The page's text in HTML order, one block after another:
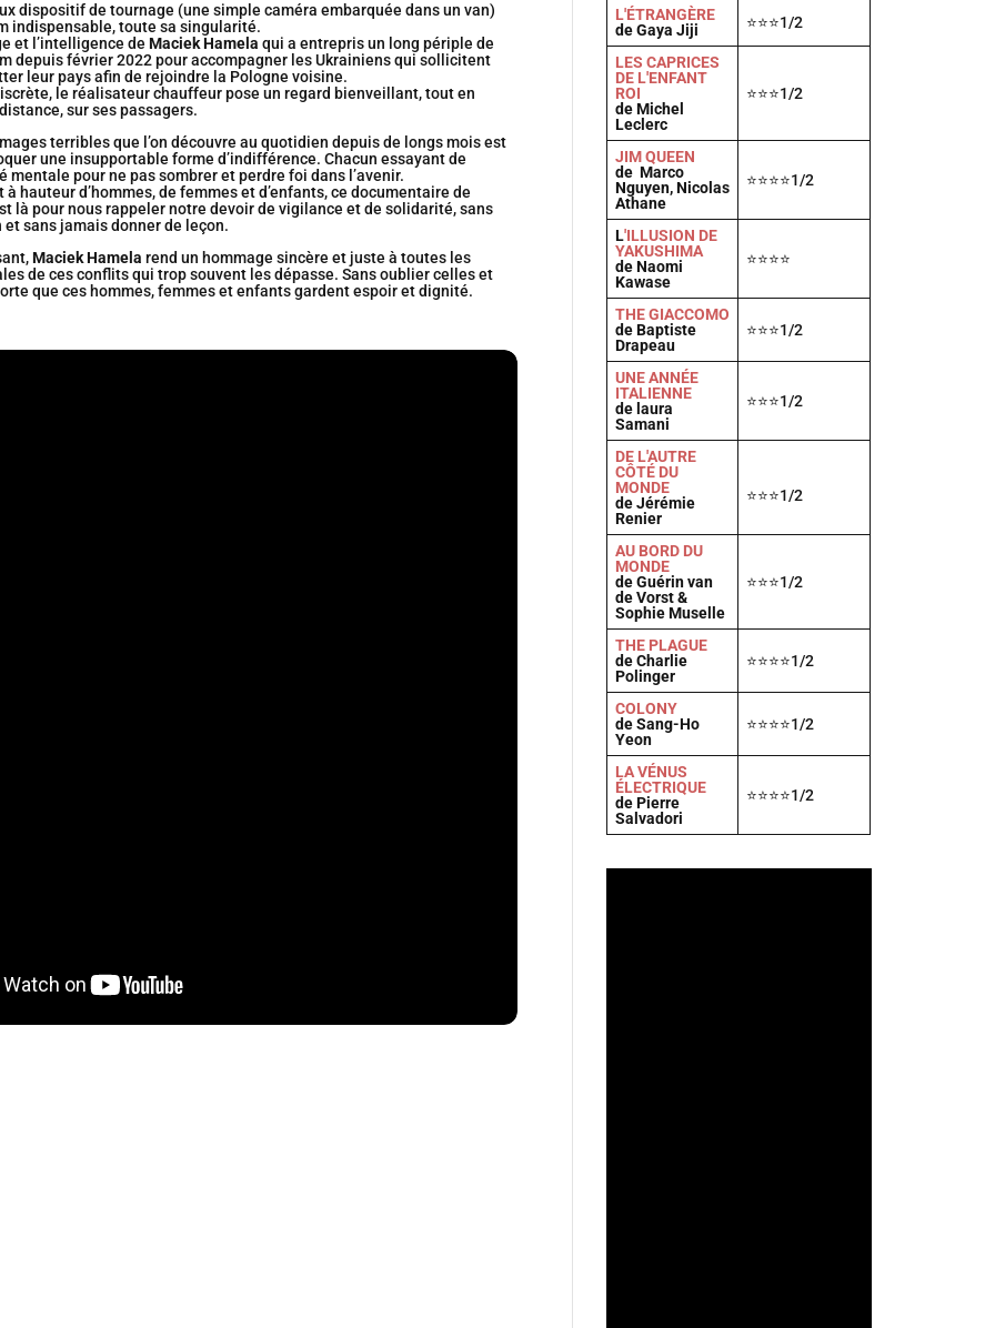
dispositif de tournage (une simple caméra embarquée dans un van)
indispensable, toute sa singularité.
et l’intelligence de Maciek Hamela qui a entrepris un long périple de
depuis février 2022 pour accompagner les Ukrainiens qui sollicitent
leur pays afin de rejoindre la Pologne voisine.
le réalisateur chauffeur pose un regard bienveillant, tout en
sur ses passagers.
terribles que l’on découvre au quotidien depuis de longs mois est
une insupportable forme d’indifférence. Chacun essayant de
mentale pour ne pas sombrer et perdre foi dans l’avenir.
à hauteur d’hommes, de femmes et d’enfants, ce documentaire de
là pour nous rappeler notre devoir de vigilance et de solidarité, sans
sans jamais donner de leçon.
Maciek Hamela rend un hommage sincère et juste à toutes les
de ces conflits qui trop souvent les dépasse. Sans oublier celles et
que ces hommes, femmes et enfants gardent espoir et dignité.
L'ÉTRANGÈRE
de Gaya Jiji
⭐⭐⭐1/2
LES CAPRICES
DE L'ENFANT
ROI
de Michel
Leclerc
⭐⭐⭐1/2
JIM QUEEN
de Marco
Nguyen, Nicolas
Athane
⭐⭐⭐⭐1/2
L'ILLUSION DE
YAKUSHIMA
de Naomi
Kawase
⭐⭐⭐⭐
THE GIACCOMO
de Baptiste
Drapeau
⭐⭐⭐1/2
UNE ANNÉE
ITALIENNE
de laura
Samani
⭐⭐⭐1/2
DE L'AUTRE
CÔTÉ DU
MONDE
de Jérémie
Renier
⭐⭐⭐1/2
AU BORD DU
MONDE
de Guérin van
de Vorst &
Sophie Muselle
⭐⭐⭐1/2
THE PLAGUE
de Charlie
Polinger
⭐⭐⭐⭐1/2
COLONY
de Sang-Ho
Yeon
⭐⭐⭐⭐1/2
LA VÉNUS
ÉLECTRIQUE
de Pierre
Salvadori
⭐⭐⭐⭐1/2